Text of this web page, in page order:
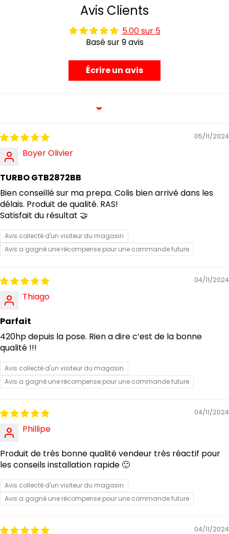
Avis Clients
5.00 sur 5
Basé sur 9 avis
Écrire un avis
05/11/2024
Boyer Olivier
TURBO GTB2872BB
Bien conseillé sur ma prepa. Colis bien arrivé dans les
délais. Produit de qualité. RAS!
Satisfait du résultat 🤝
Avis collecté d'un visiteur du magasin
Avis a gagné une récompense pour une commande future
04/11/2024
Thiago
Parfait
420hp depuis la pose. Rien a dire c’est de la bonne
qualité !!!
Avis collecté d'un visiteur du magasin
Avis a gagné une récompense pour une commande future
04/11/2024
Phillipe
Produit de très bonne qualité vendeur très réactif pour
les conseils installation rapide 🙂
Avis collecté d'un visiteur du magasin
Avis a gagné une récompense pour une commande future
04/11/2024